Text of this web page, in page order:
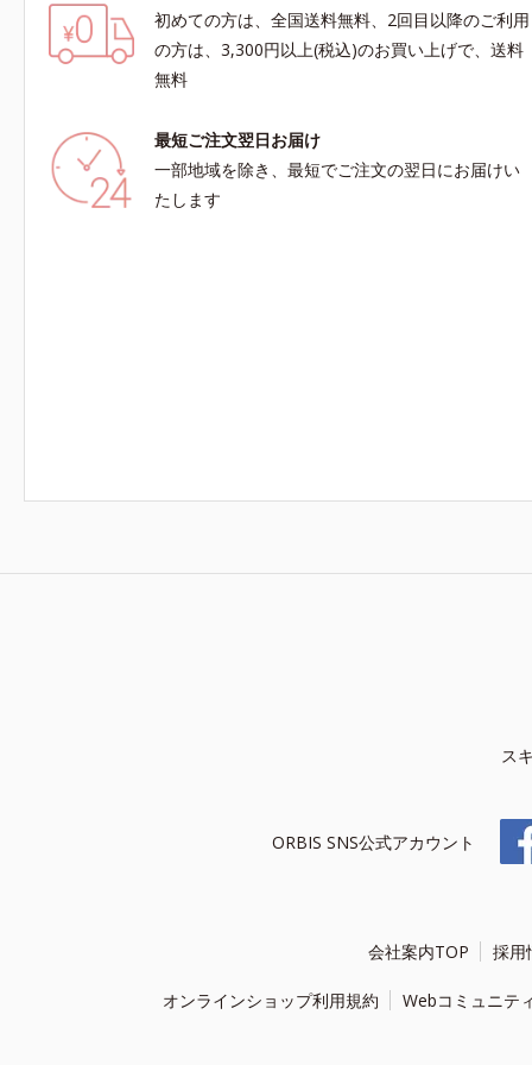
初めての方は、全国送料無料、2回目以降のご利用
の方は、3,300円以上(税込)のお買い上げで、送料
無料
最短ご注文翌日お届け
一部地域を除き、最短でご注文の翌日にお届けい
たします
ス
ORBIS SNS公式アカウント
会社案内TOP 採用
オンラインショップ利用規約 Webコミュニテ